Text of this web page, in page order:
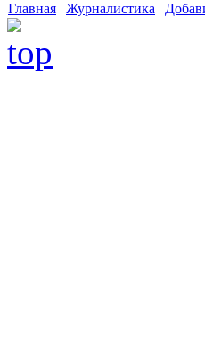
Главная | Журналистика |